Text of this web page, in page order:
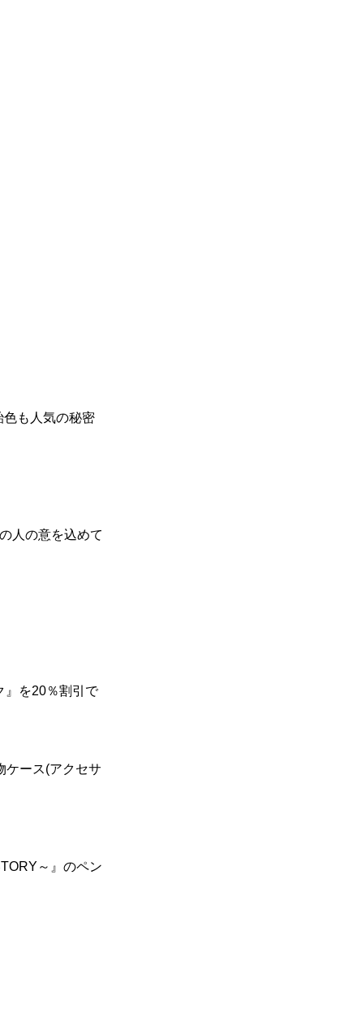
も人気の秘密
人の意を込めて
』を20％割引で
ケース(アクセサ
～』のペン